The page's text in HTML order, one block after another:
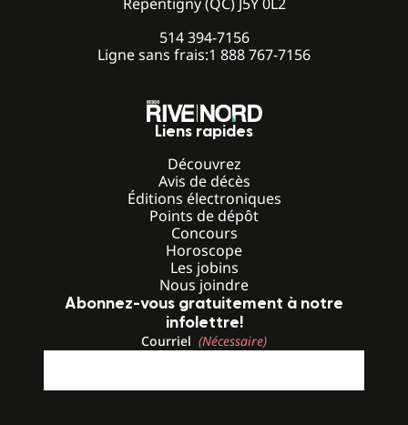
514 394-7156
Ligne sans frais:1 888 767-7156
Liens rapides
Découvrez
Avis de décès
Éditions électroniques
Points de dépôt
Concours
Horoscope
Les jobins
Nous joindre
Abonnez-vous gratuitement à notre
infolettre!
Courriel (Nécessaire)